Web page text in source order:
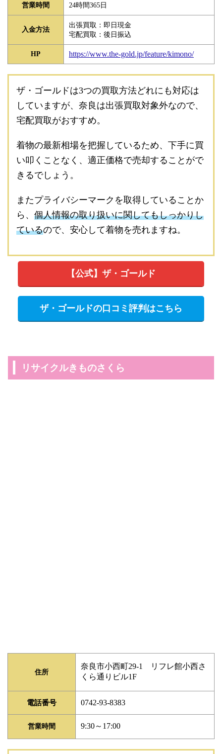
営業時間 24時間365日
入金方法
出張買取：即日現金
宅配買取：後日振込
HP https://www.the-gold.jp/feature/kimono/
ザ・ゴールドは3つの買取方法どれにも対応は
していますが、奈良は出張買取対象外なので、
宅配買取がおすすめ。
着物の最新相場を把握しているため、下手に買
い叩くことなく、適正価格で売却することがで
きるでしょう。
またプライバシーマークを取得していることか
ら、 個人情報の取り扱いに関してもしっかりし
ているので、安心して着物を売れますね。
【公式】ザ・ゴールド
ザ・ゴールドの口コミ評判はこちら
リサイクルきものさくら
住所
奈良市小西町29-1 リフレ館小西さ
くら通りビル1F
電話番号 0742-93-8383
営業時間 9:30～17:00